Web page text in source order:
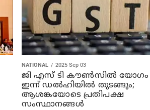
NATIONAL 2025 Sep 03
ജി എസ് ടി കൗണ്‍സില്‍ യോഗം
ഇന്ന് ഡല്‍ഹിയില്‍ തുടങ്ങും;
ആശങ്കയോടെ പ്രതിപക്ഷ
സംസ്ഥാനങ്ങള്‍